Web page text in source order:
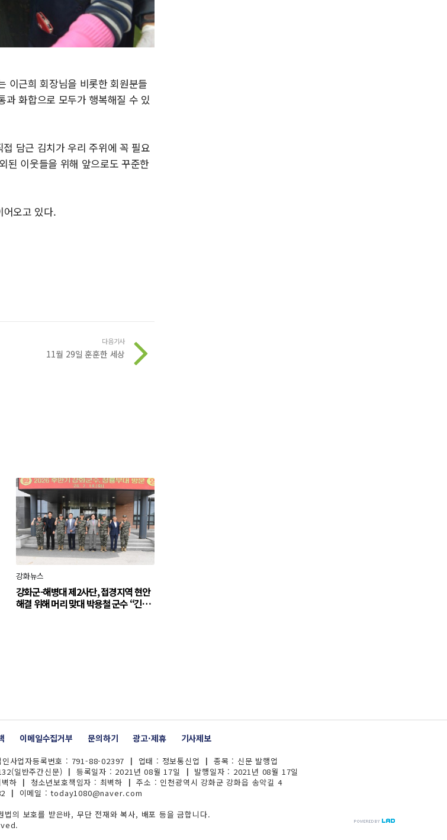
이근희 회장님을 비롯한 회원분들
과 화합으로 모두가 행복해질 수 있
담근 김치가 우리 주위에 꼭 필요
된 이웃들을 위해 앞으로도 꾸준한
어오고 있다.
다음기사
11월 29일 훈훈한 세상
강화뉴스
강화군-해병대 제2사단, 접경지역 현안
해결 위해 머리 맞대 박용철 군수 “긴밀
이메일수집거부 문의하기 광고·제휴 기사제보
사업자등록번호 : 791-88-02397 ┃ 업태 : 정보통신업 ┃ 종목 : 신문 발행업
일반주간신문) ┃ 등록일자 : 2021년 08월 17일 ┃ 발행일자 : 2021년 08월 17일
하 ┃ 청소년보호책임자 : 최벽하 ┃ 주소 : 인천광역시 강화군 강화읍 송악길 4
┃ 이메일 :today1080@naver.com
의 보호를 받은바, 무단 전재와 복사, 배포 등을 금합니다.